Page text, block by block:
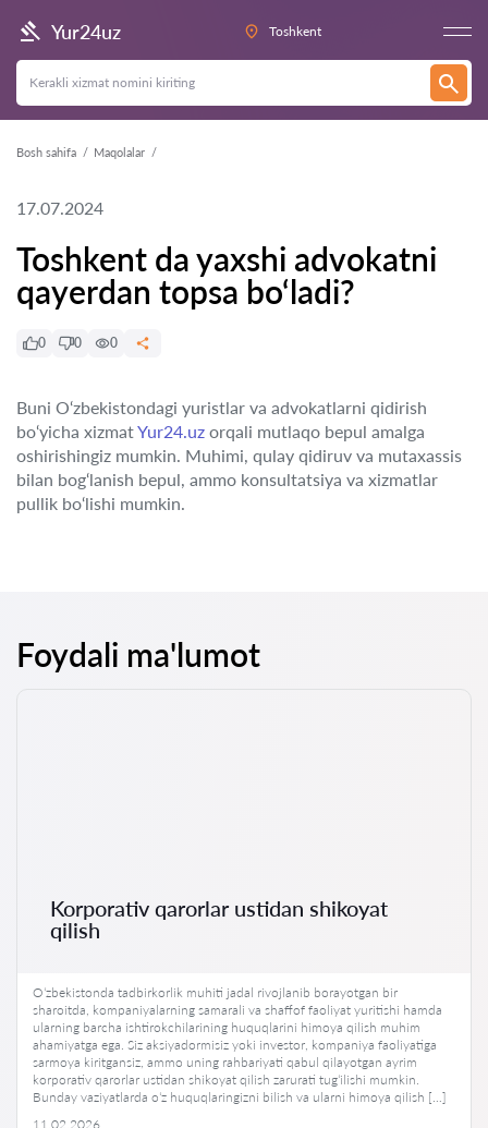
Yur24uz Toshkent
Bosh sahifa Maqolalar
17.07.2024
Toshkent da yaxshi advokatni
qayerdan topsa bo‘ladi?
0 0 0
Buni O‘zbekistondagi yuristlar va advokatlarni qidirish
bo‘yicha xizmatYur24.uz orqali mutlaqo bepul amalga
oshirishingiz mumkin. Muhimi, qulay qidiruv va mutaxassis
bilan bog‘lanish bepul, ammo konsultatsiya va xizmatlar
pullik bo‘lishi mumkin.
Foydali ma'lumot
Korporativ qarorlar ustidan shikoyat
qilish
Oʻzbekistonda tadbirkorlik muhiti jadal rivojlanib borayotgan bir
sharoitda, kompaniyalarning samarali va shaffof faoliyat yuritishi hamda
ularning barcha ishtirokchilarining huquqlarini himoya qilish muhim
ahamiyatga ega. Siz aksiyadormisiz yoki investor, kompaniya faoliyatiga
sarmoya kiritgansiz, ammo uning rahbariyati qabul qilayotgan ayrim
korporativ qarorlar ustidan shikoyat qilish zarurati tugʻilishi mumkin.
Bunday vaziyatlarda oʻz huquqlaringizni bilish va ularni himoya qilish […]
11.02.2026